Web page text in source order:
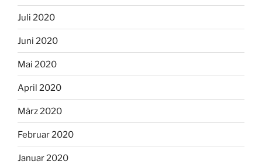
Juli 2020
Juni 2020
Mai 2020
April 2020
März 2020
Februar 2020
Januar 2020